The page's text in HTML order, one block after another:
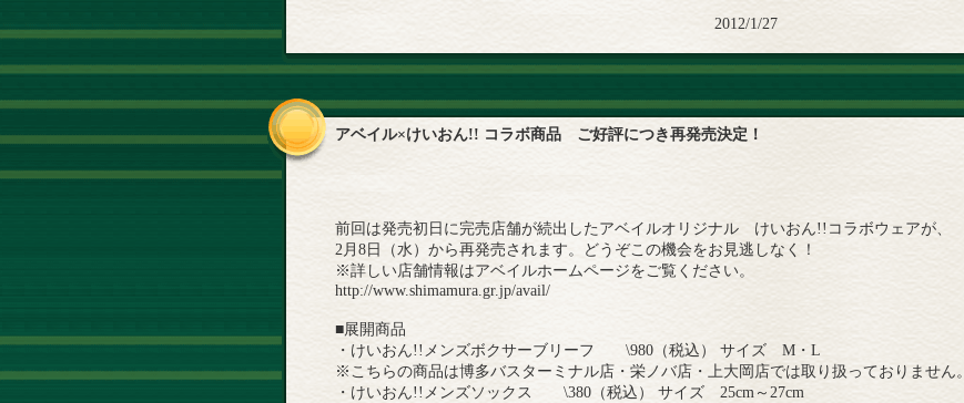
2012/1/27
アベイル×けいおん!! コラボ商品 ご好評につき再発売決定！
前回は発売初日に完売店舗が続出したアベイルオリジナル けいおん!!コラボウェアが、
2月8日（水）から再発売されます。どうぞこの機会をお見逃しなく！
※詳しい店舗情報はアベイルホームページをご覧ください。
http://www.shimamura.gr.jp/avail/
■展開商品
・けいおん!!メンズボクサーブリーフ \980（税込） サイズ M・L
※こちらの商品は博多バスターミナル店・栄ノバ店・上大岡店では取り扱っておりません。
・けいおん!!メンズソックス \380（税込） サイズ 25cm～27cm